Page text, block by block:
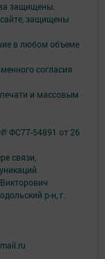
защищены.
защищены
в любом объеме
согласия
и массовым
ФС77-54891 от 26
связи,
р-н, г.